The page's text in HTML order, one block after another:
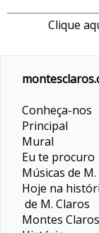
Clique
Conheça-nos
Principal
Mural
Eu te procuro
Músicas de
Hoje na
de M. Claros
Montes